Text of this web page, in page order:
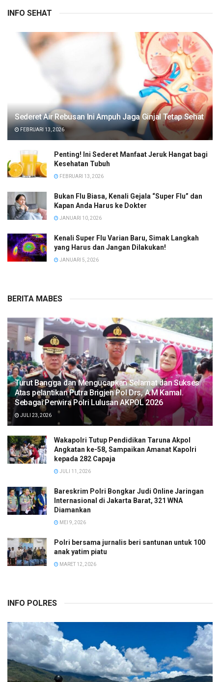
INFO SEHAT
Sederet Air Rebusan Ini Ampuh Jaga Ginjal Tetap Sehat
FEBRUARI 13, 2026
Penting! Ini Sederet Manfaat Jeruk Hangat bagi
Kesehatan Tubuh
FEBRUARI 13, 2026
Bukan Flu Biasa, Kenali Gejala “Super Flu” dan
Kapan Anda Harus ke Dokter
JANUARI 10, 2026
Kenali Super Flu Varian Baru, Simak Langkah
yang Harus dan Jangan Dilakukan!
JANUARI 5, 2026
BERITA MABES
Turut Bangga dan Mengucapkan Selamat dan Sukses
Atas pelantikan Putra Brigjen Pol Drs, A.M Kamal.
Sebagai Perwira Polri Lulusan AKPOL 2026
JULI 23, 2026
Wakapolri Tutup Pendidikan Taruna Akpol
Angkatan ke-58, Sampaikan Amanat Kapolri
kepada 282 Capaja
JULI 11, 2026
Bareskrim Polri Bongkar Judi Online Jaringan
Internasional di Jakarta Barat, 321 WNA
Diamankan
MEI 9, 2026
Polri bersama jurnalis beri santunan untuk 100
anak yatim piatu
MARET 12, 2026
INFO POLRES